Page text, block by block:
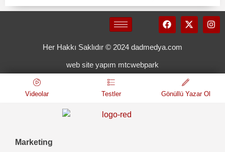
Her Hakkı Saklıdır © 2024 dadmedya.com
web site yapım mtcwebpark
Videolar Testler Gönüllü Yazar Ol
Marketing